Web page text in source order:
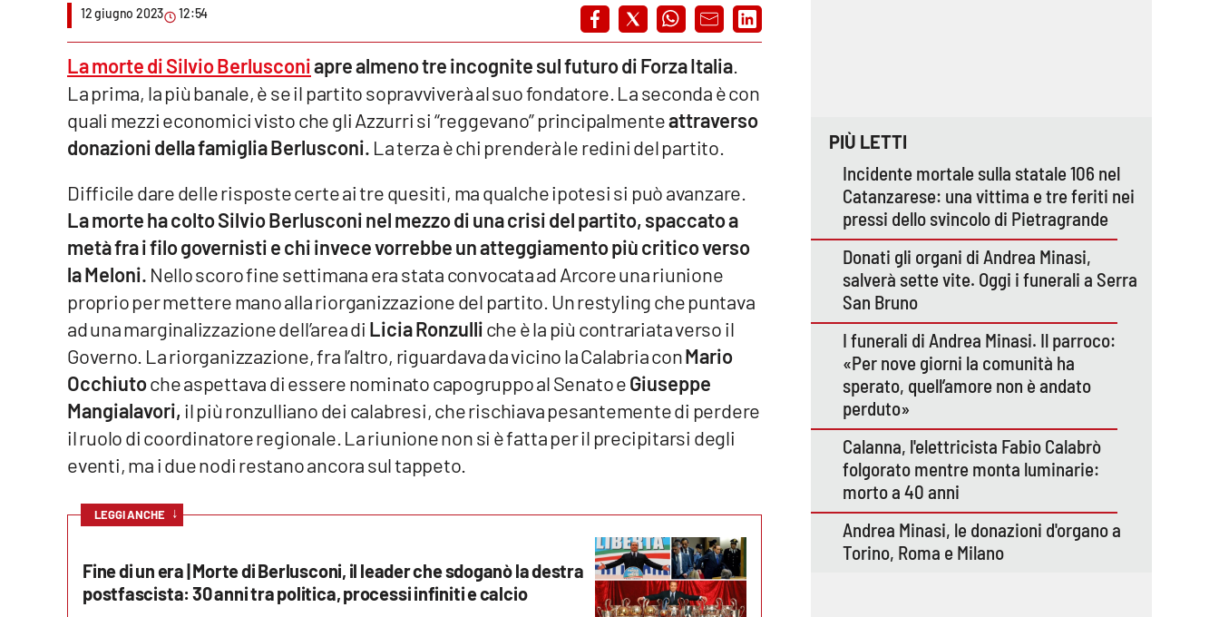
Imprese Di Calabria
Venti di comunicazione
Streaming
LaC Network
Vibo Valentia
Lamezia Terme
12 giugno 2023 12:54
La morte di Silvio Berlusconiapre almeno tre incognite sul futuro di Forza Italia
La prima, la più banale, è se il partito sopravviverà al suo fondatore. La seconda è con
quali mezzi economici visto che gli Azzurri si “reggevano” principalmenteattraverso
donazioni della famiglia Berlusconi. La terza è chi prenderà le redini del partito.
Difficile dare delle risposte certe ai tre quesiti, ma qualche ipotesi si può avanzare.
La morte ha colto Silvio Berlusconi nel mezzo di una crisi del partito, spaccato a
metà fra i filo governisti e chi invece vorrebbe un atteggiamento più critico verso
la Meloni. Nello scoro fine settimana era stata convocata ad Arcore una riunione
proprio per mettere mano alla riorganizzazione del partito. Un restyling che puntava
ad una marginalizzazione dell’area di Licia Ronzulliche è la più contrariata verso il
Governo. La riorganizzazione, fra l’altro, riguardava da vicino la Calabria conMario
Occhiutoche aspettava di essere nominato capogruppo al Senato eGiuseppe
Mangialavori,il più ronzulliano dei calabresi, che rischiava pesantemente di perdere
il ruolo di coordinatore regionale. La riunione non si è fatta per il precipitarsi degli
eventi, ma i due nodi restano ancora sul tappeto.
LEGGI ANCHE ↓
Fine di un era | Morte di Berlusconi, il leader che sdoganò la destra
postfascista: 30 anni tra politica, processi infiniti e calcio
PIÙ LETTI
Incidente mortale sulla statale 106 nel
Catanzarese: una vittima e tre feriti nei
pressi dello svincolo di Pietragrande
Donati gli organi di Andrea Minasi,
salverà sette vite. Oggi i funerali a Serra
San Bruno
I funerali di Andrea Minasi. Il parroco:
«Per nove giorni la comunità ha
sperato, quell’amore non è andato
perduto»
Calanna, l'elettricista Fabio Calabrò
folgorato mentre monta luminarie:
morto a 40 anni
Andrea Minasi, le donazioni d'organo a
Torino, Roma e Milano